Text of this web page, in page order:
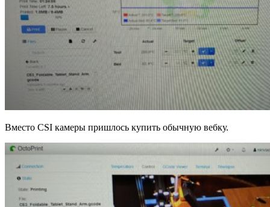
Вместо CSI камеры пришлось купить обычную вебку.